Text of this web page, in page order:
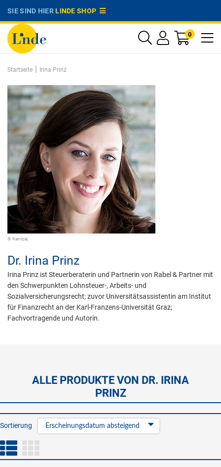
SIE SIND HIERLINDE SHOP
0
Startseite | Irina Prinz
© Kanizaj
Dr. Irina Prinz
Irina Prinz ist Steuerberaterin und Partnerin von Rabel & Partner mit
den Schwerpunkten Lohnsteuer-, Arbeits- und
Sozialversicherungsrecht; zuvor Universitätsassistentin am Institut
für Finanzrecht an der Karl-Franzens-Universität Graz;
Fachvortragende und Autorin.
ALLE PRODUKTE VON DR. IRINA
PRINZ
Sortierung Erscheinungsdatum absteigend